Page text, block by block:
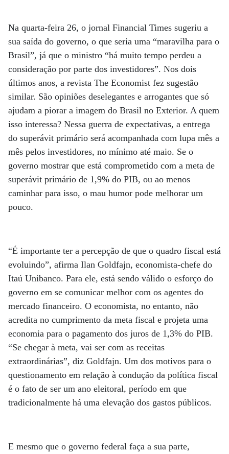
Na quarta-feira 26, o jornal Financial Times sugeriu a
sua saída do governo, o que seria uma “maravilha para o
Brasil”, já que o ministro “há muito tempo perdeu a
consideração por parte dos investidores”. Nos dois
últimos anos, a revista The Economist fez sugestão
similar. São opiniões deselegantes e arrogantes que só
ajudam a piorar a imagem do Brasil no Exterior. A quem
isso interessa? Nessa guerra de expectativas, a entrega
do superávit primário será acompanhada com lupa mês a
mês pelos investidores, no mínimo até maio. Se o
governo mostrar que está comprometido com a meta de
superávit primário de 1,9% do PIB, ou ao menos
caminhar para isso, o mau humor pode melhorar um
pouco.
“É importante ter a percepção de que o quadro fiscal está
evoluindo”, afirma Ilan Goldfajn, economista-chefe do
Itaú Unibanco. Para ele, está sendo válido o esforço do
governo em se comunicar melhor com os agentes do
mercado financeiro. O economista, no entanto, não
acredita no cumprimento da meta fiscal e projeta uma
economia para o pagamento dos juros de 1,3% do PIB.
“Se chegar à meta, vai ser com as receitas
extraordinárias”, diz Goldfajn. Um dos motivos para o
questionamento em relação à condução da política fiscal
é o fato de ser um ano eleitoral, período em que
tradicionalmente há uma elevação dos gastos públicos.
E mesmo que o governo federal faça a sua parte,